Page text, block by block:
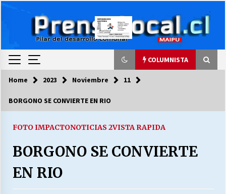
COLUMNISTA
COLUMNISTA
cuándo van a bajar?
Home 2023 Noviembre 11
BORGONO SE CONVIERTE EN RIO
FOTO IMPACTONOTICIAS 2VISTA RAPIDA
BORGONO SE CONVIERTE
EN RIO